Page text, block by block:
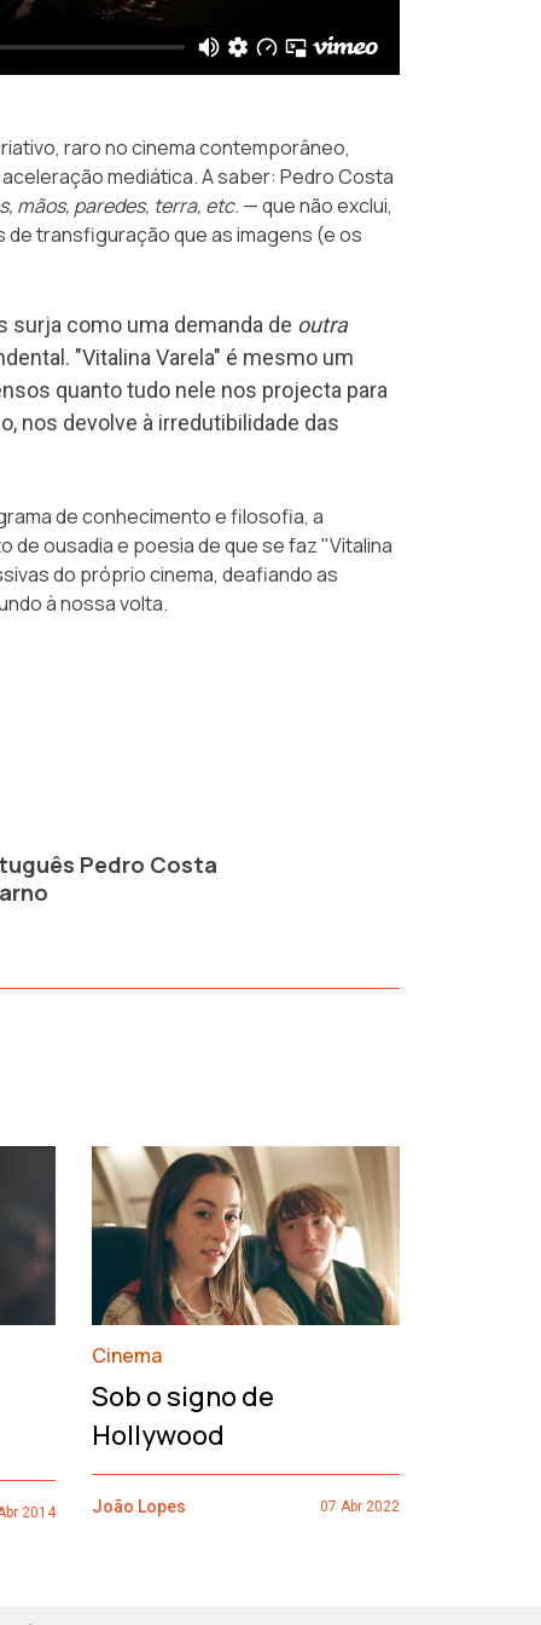
raro no cinema contemporâneo,
mediática. A saber: Pedro Costa
mãos, paredes, terra, etc. — que não exclui,
transfiguração que as imagens (e os
surja como uma demanda de outra
"Vitalina Varela" é mesmo um
quanto tudo nele nos projecta para
nos devolve à irredutibilidade das
de conhecimento e filosofia, a
de ousadia e poesia de que se faz "Vitalina
do próprio cinema, deafiando as
à nossa volta.
Pedro Costa
2014
Cinema
Sob o signo de
Hollywood
João Lopes 07 Abr 2022